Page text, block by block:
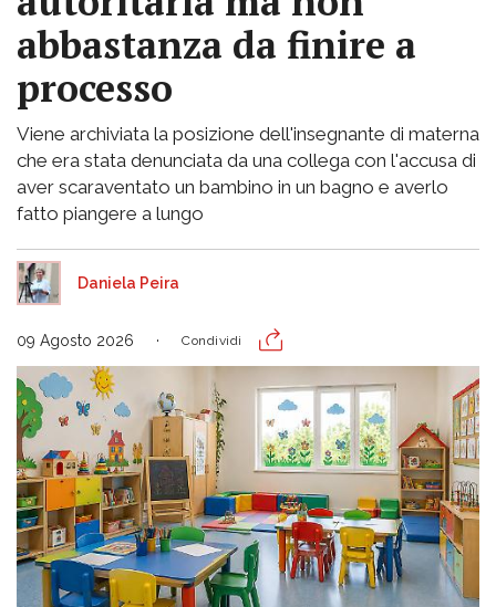
abbastanza da finire a
processo
Viene archiviata la posizione dell'insegnante di materna
che era stata denunciata da una collega con l'accusa di
aver scaraventato un bambino in un bagno e averlo
fatto piangere a lungo
Daniela Peira
09 Agosto 2026 Condividi